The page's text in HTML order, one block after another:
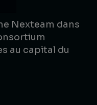
Nexteam dans
au capital du